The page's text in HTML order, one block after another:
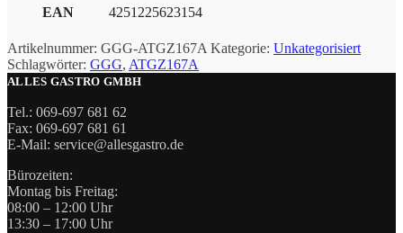
EAN 4251225623154
Artikelnummer: GGG-ATGZ167A Kategorie: Unkategorisiert
Schlagwörter: GGG, ATGZ167A
ALLES GASTRO GMBH
Tel.: 069-697 681 62
Fax: 069-697 681 61
E-Mail: service@allesgastro.de
Bürozeiten:
Montag bis Freitag:
08:00 – 12:00 Uhr
13:30 – 17:00 Uhr